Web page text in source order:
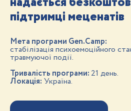
підтримці меценатів
Мета програми Gen.Camp:
стабілізація психоемоційного
травмуючої події.
Тривалість програми: 21 день.
Локація: Україна.